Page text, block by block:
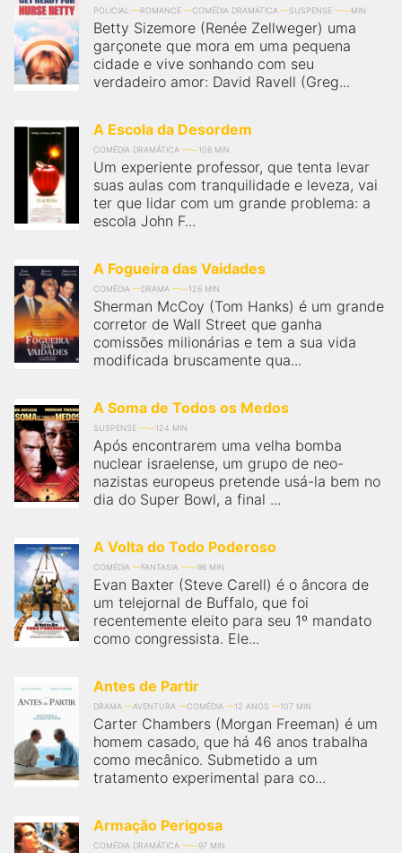
POLICIAL ROMANCE COMÉDIA DRAMÁTICA SUSPENSE MIN
Betty Sizemore (Renée Zellweger) uma
garçonete que mora em uma pequena
cidade e vive sonhando com seu
verdadeiro amor: David Ravell (Greg...
A Escola da Desordem
COMÉDIA DRAMÁTICA 106 MIN
Um experiente professor, que tenta levar
suas aulas com tranquilidade e leveza, vai
ter que lidar com um grande problema: a
escola John F...
A Fogueira das Vaidades
COMÉDIA DRAMA 126 MIN
Sherman McCoy (Tom Hanks) é um grande
corretor de Wall Street que ganha
comissões milionárias e tem a sua vida
modificada bruscamente qua...
A Soma de Todos os Medos
SUSPENSE 124 MIN
Após encontrarem uma velha bomba
nuclear israelense, um grupo de neo-
nazistas europeus pretende usá-la bem no
dia do Super Bowl, a final ...
A Volta do Todo Poderoso
COMÉDIA FANTASIA 96 MIN
Evan Baxter (Steve Carell) é o âncora de
um telejornal de Buffalo, que foi
recentemente eleito para seu 1º mandato
como congressista. Ele...
Antes de Partir
DRAMA AVENTURA COMÉDIA 12 ANOS 107 MIN
Carter Chambers (Morgan Freeman) é um
homem casado, que há 46 anos trabalha
como mecânico. Submetido a um
tratamento experimental para co...
Armação Perigosa
COMÉDIA DRAMÁTICA 97 MIN